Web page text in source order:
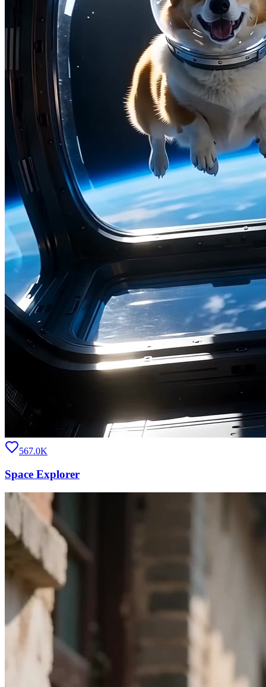
567.0K
Space Explorer